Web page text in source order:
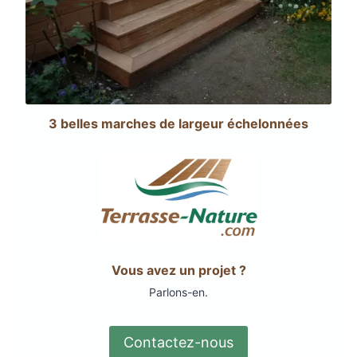
3 belles marches de largeur échelonnées
Vous avez un projet ?
Parlons-en.
Contactez-nous